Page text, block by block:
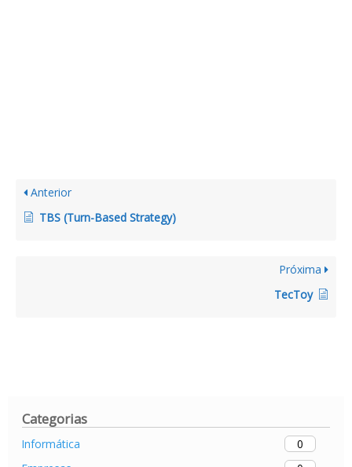
Categorias
Informática
0
Anterior
TBS (Turn-Based Strategy)
Próxima
TecToy